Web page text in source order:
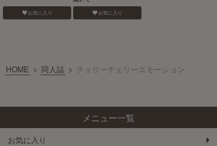
お気に入り お気に入り
HOME > 同人誌 > チェリーチェリーエモーション
メニュー一覧
お気に入り